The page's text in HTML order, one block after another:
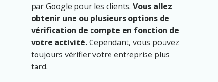
par Google pour les clients. Vous allez
obtenir une ou plusieurs options de
vérification de compte en fonction de
votre activité.Cependant, vous pouvez
toujours vérifier votre entreprise plus
tard.